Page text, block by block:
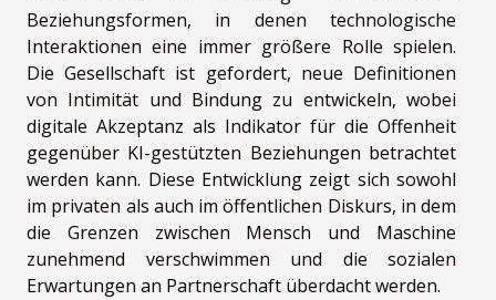
Beziehungsformen, in denen technologische
Interaktionen eine immer größere Rolle spielen.
Die Gesellschaft ist gefordert, neue Definitionen
von Intimität und Bindung zu entwickeln, wobei
digitale Akzeptanz als Indikator für die Offenheit
gegenüber KI-gestützten Beziehungen betrachtet
werden kann. Diese Entwicklung zeigt sich sowohl
im privaten als auch im öffentlichen Diskurs, in dem
die Grenzen zwischen Mensch und Maschine
zunehmend verschwimmen und die sozialen
Erwartungen an Partnerschaft überdacht werden.